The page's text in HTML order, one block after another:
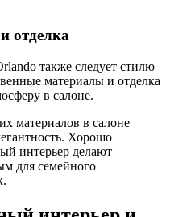
отделка
также следует стилю
материалы и отделка
в салоне.
материалов в салоне
Хорошо
интерьер делают
для семейного